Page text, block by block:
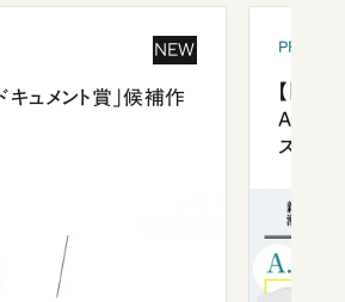
NEW
ュメント賞」候補作
【「新
ズプレ